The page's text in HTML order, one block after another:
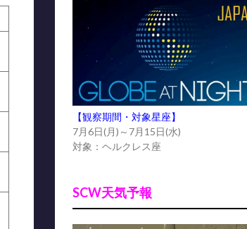
【観察期間・対象星座】
7月6日(月)～7月15日(水)
対象：ヘルクレス座
SCW天気予報